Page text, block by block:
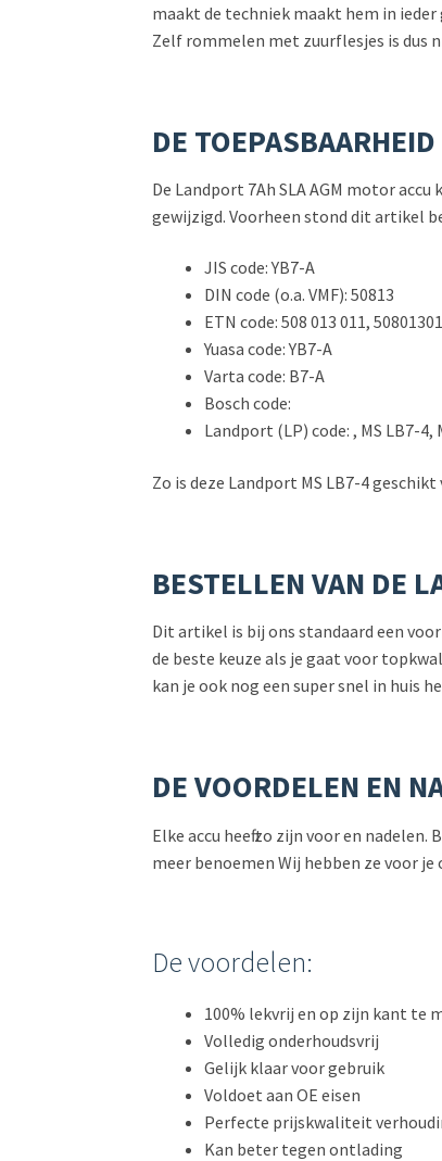
maakt de techniek maakt hem in ieder
Zelf rommelen met zuurflesjes is dus
DE TOEPASBAARHEID
De Landport 7Ah SLA AGM motor
gewijzigd. Voorheen stond dit artikel
JIS code: YB7-A
DIN code (o.a. VMF): 50813
ETN code: 508 013 011,
Yuasa code: YB7-A
Varta code: B7-A
Bosch code:
Landport (LP) code: , MS LB7-4,
Zo is deze Landport MS LB7-4
BESTELLEN VAN DE
Dit artikel is bij ons standaard een
de beste keuze als je gaat voor
kan je ook nog een super snel in huis
DE VOORDELEN EN
Elke accu heeft zo zijn voor en
meer benoemen Wij hebben ze voor je
De voordelen:
100% lekvrij en op zijn kant te
Volledig onderhoudsvrij
Gelijk klaar voor gebruik
Voldoet aan OE eisen
Perfecte prijskwaliteit
Kan beter tegen ontlading